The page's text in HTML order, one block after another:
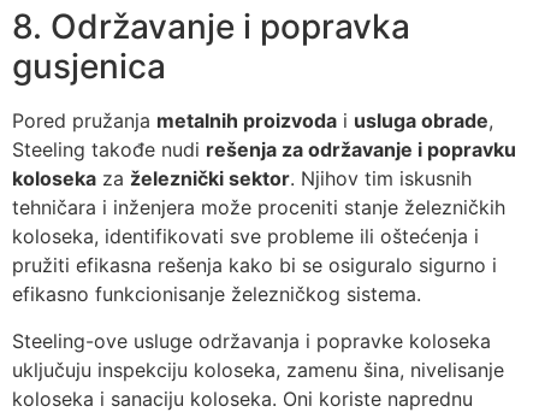
8. Održavanje i popravka
gusjenica
Pored pružanja metalnih proizvoda i usluga obrade,
Steeling takođe nudi rešenja za održavanje i popravku
koloseka za železnički sektor. Njihov tim iskusnih
tehničara i inženjera može proceniti stanje železničkih
koloseka, identifikovati sve probleme ili oštećenja i
pružiti efikasna rešenja kako bi se osiguralo sigurno i
efikasno funkcionisanje železničkog sistema.
Steeling-ove usluge održavanja i popravke koloseka
uključuju inspekciju koloseka, zamenu šina, nivelisanje
koloseka i sanaciju koloseka. Oni koriste naprednu